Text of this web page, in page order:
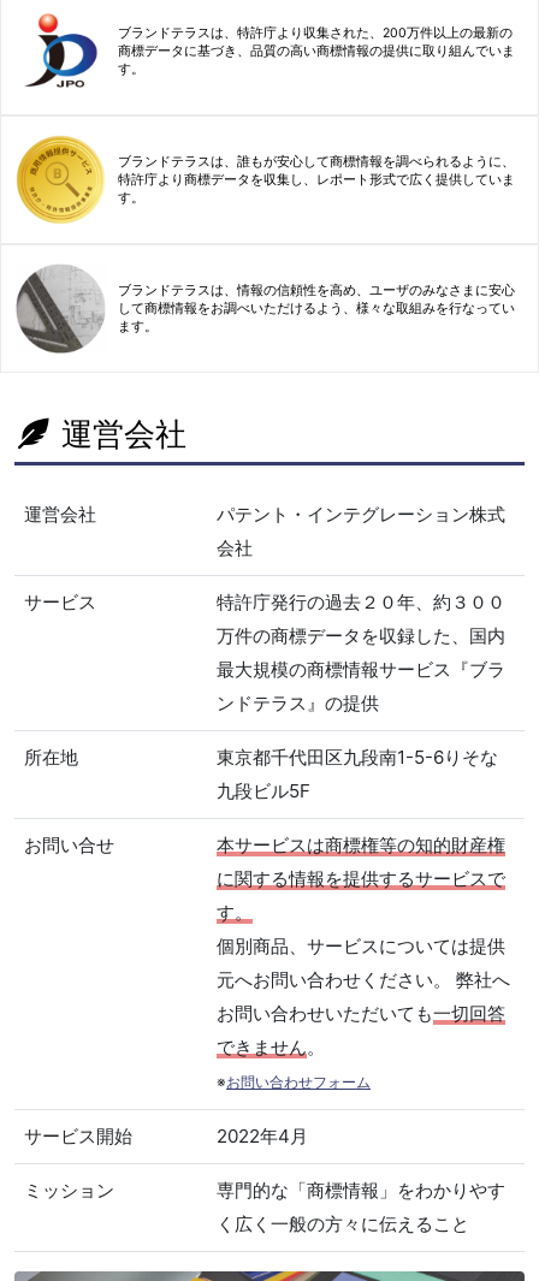
ブランドテラスは、特許庁より収集された、200万件以上の最新の
商標データに基づき、品質の高い商標情報の提供に取り組んでいま
す。
ブランドテラスは、誰もが安心して商標情報を調べられるように、
特許庁より商標データを収集し、レポート形式で広く提供していま
す。
ブランドテラスは、情報の信頼性を高め、ユーザのみなさまに安心
して商標情報をお調べいただけるよう、様々な取組みを行なってい
ます。
運営会社
運営会社
パテント・インテグレーション株式
会社
サービス
特許庁発行の過去２０年、約３００
万件の商標データを収録した、国内
最大規模の商標情報サービス『ブラ
ンドテラス』の提供
所在地
東京都千代田区九段南1-5-6りそな
九段ビル5F
お問い合せ
本サービスは商標権等の知的財産権
に関する情報を提供するサービスで
す。
個別商品、サービスについては提供
元へお問い合わせください。 弊社へ
お問い合わせいただいても一切回答
できません。
※お問い合わせフォーム
サービス開始 2022年4月
ミッション
専門的な「商標情報」をわかりやす
く広く一般の方々に伝えること